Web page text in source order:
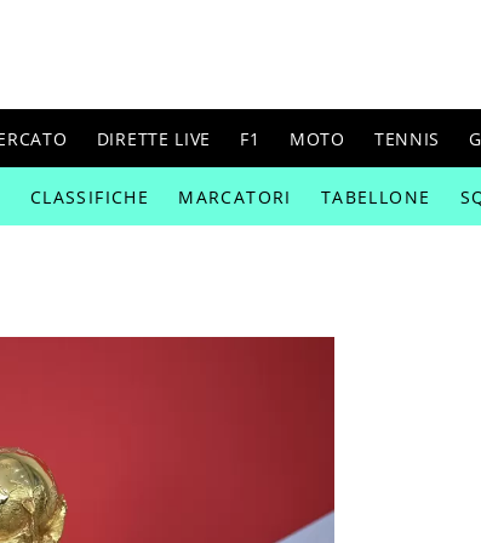
DIRETTE LIVE F1 MOTO TENNIS
CLASSIFICHE MARCATORI TABELLONE